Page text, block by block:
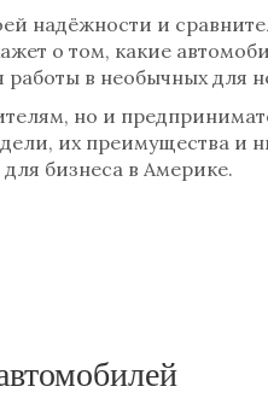
надёжности и
о том, какие
работы в необычных для
но и
их преимущества и
бизнеса в Америке.